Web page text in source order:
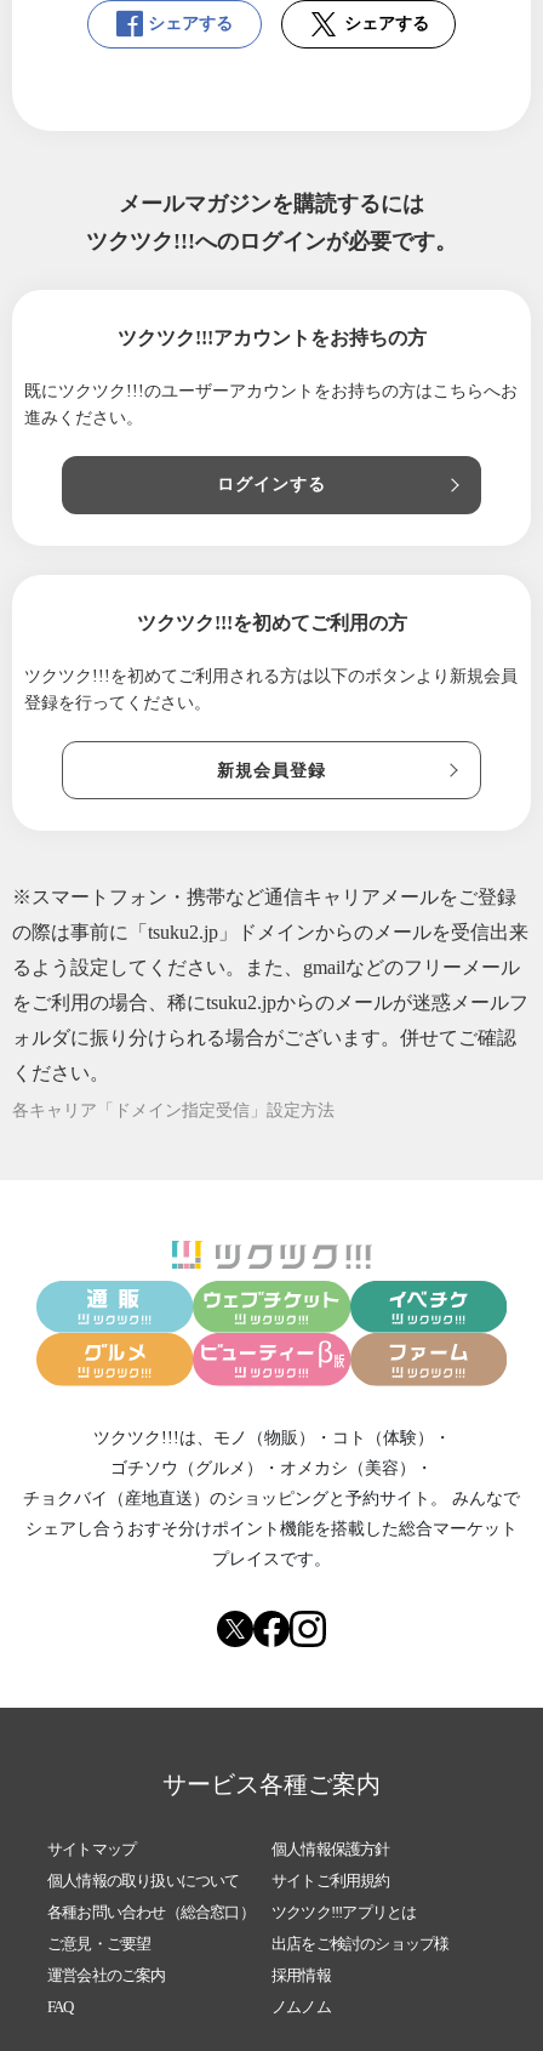
シェアする シェアする
メールマガジンを購読するには
ツクツク!!!へのログインが必要です。
ツクツク!!!アカウントをお持ちの方
既にツクツク!!!のユーザーアカウントをお持ちの方はこちらへお
進みください。
ログインする
ツクツク!!!を初めてご利用の方
ツクツク!!!を初めてご利用される方は 以下のボタンより新規会員
登録を行ってください。
新規会員登録
※スマートフォン・携帯など通信キャリアメールをご登録
の際は事前に「tsuku2.jp」ドメインからのメールを受信出来
るよう設定してください。また、gmailなどのフリーメール
をご利用の場合、稀にtsuku2.jpからのメールが迷惑メールフ
ォルダに振り分けられる場合がございます。併せてご確認
ください。
各キャリア「ドメイン指定受信」設定方法
ツクツク!!!は、 モノ（物販） ・ コト（体験）
・
ゴチソウ（グルメ）
・ オメカシ（美容）
・
チョクバイ（産地直送） のショッピングと予約サイト。
みんなで
シェアし合う おすそ分けポイント機能を搭載した総合マーケット
プレイスです。
サービス各種ご案内
サイトマップ
個人情報保護方針
個人情報の取り扱いについて
サイトご利用規約
各種お問い合わせ（総合窓口）
ツクツク!!!アプリとは
ご意見・ご要望
出店をご検討のショップ様
運営会社のご案内
採用情報
FAQ
ノムノム